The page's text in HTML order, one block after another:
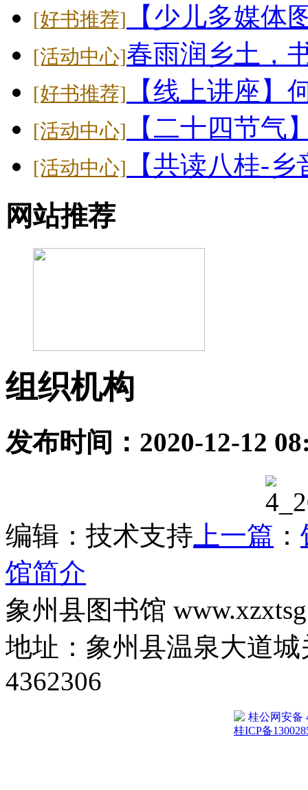
[好书推荐] 【少儿多媒体
[活动中心]春雨润乡土
[好书推荐] 【线上讲座】
[活动中心] 【二十四节气
[活动中心] 【共读八桂-
网站推荐
组织机构
发布时间：2020-12-12
编辑：技术支持 上一篇 ：
馆简介
象州县图书馆
地址：象州县温泉大道
4362306
桂公网安备
桂ICP备